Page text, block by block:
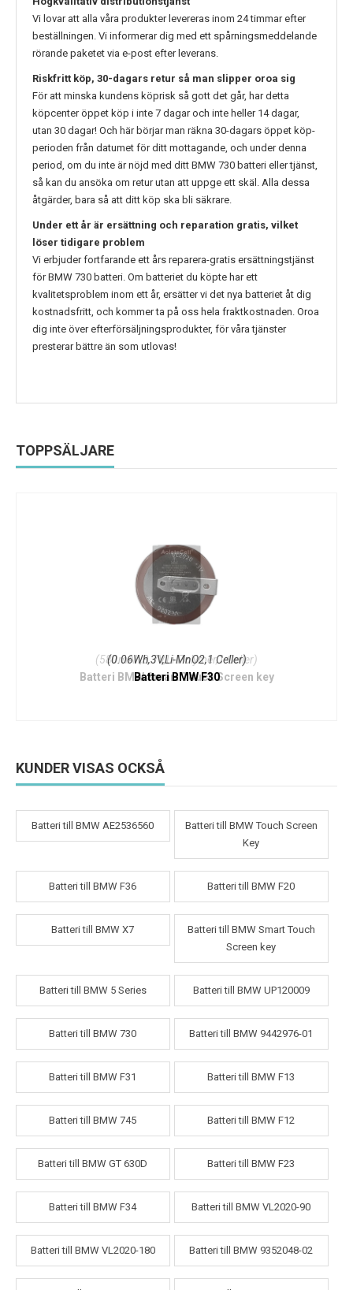
Vi lovar att alla våra produkter levereras inom 24 timmar efter
beställningen. Vi informerar dig med ett spårningsmeddelande
rörande paketet via e-post efter leverans.
Riskfritt köp, 30-dagars retur så man slipper oroa sig
För att minska kundens köprisk så gott det går, har detta
köpcenter öppet köp i inte 7 dagar och inte heller 14 dagar,
utan 30 dagar! Och här börjar man räkna 30-dagars öppet köp-
perioden från datumet för ditt mottagande, och under denna
period, om du inte är nöjd med ditt BMW 730 batteri eller tjänst,
så kan du ansöka om retur utan att uppge ett skäl. Alla dessa
åtgärder, bara så att ditt köp ska bli säkrare.
Under ett år är ersättning och reparation gratis, vilket
löser tidigare problem
Vi erbjuder fortfarande ett års reparera-gratis ersättningstjänst
förBMW 730 batteri. Om batteriet du köpte har ett
kvalitetsproblem inom ett år, ersätter vi det nya batteriet åt dig
kostnadsfritt, och kommer ta på oss hela fraktkostnaden. Oroa
dig inte över efterförsäljningsprodukter, för våra tjänster
presterar bättre än som utlovas!
TOPPSÄLJARE
(0.06Wh,3V,Li-MnO2,1 Celler)
Batteri BMW F30
KUNDER VISAS OCKSÅ
Batteri till BMW AE2536560
Batteri till BMW Touch Screen
Key
Batteri till BMW F36 Batteri till BMW F20
Batteri till BMW X7
Batteri till BMW Smart Touch
Screen key
Batteri till BMW 5 Series Batteri till BMW UP120009
Batteri till BMW 730 Batteri till BMW 9442976-01
Batteri till BMW F31 Batteri till BMW F13
Batteri till BMW 745 Batteri till BMW F12
Batteri till BMW GT 630D Batteri till BMW F23
Batteri till BMW F34 Batteri till BMW VL2020-90
Batteri till BMW VL2020-180 Batteri till BMW 9352048-02